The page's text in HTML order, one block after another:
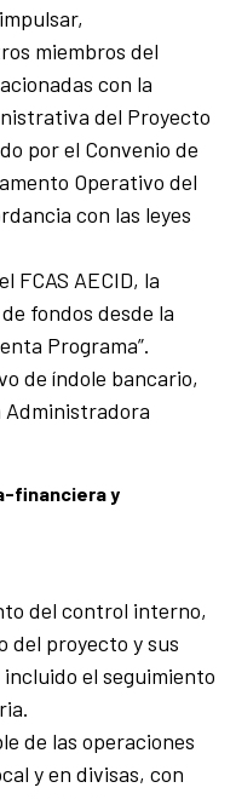
miembros del
con la
del Proyecto
por el Convenio de
Operativo del
con las leyes
FCAS AECID, la
fondos desde la
Programa”.
de índole bancario,
Administradora
financiera y
del control interno,
del proyecto y sus
el seguimiento
de las operaciones
y en divisas, con